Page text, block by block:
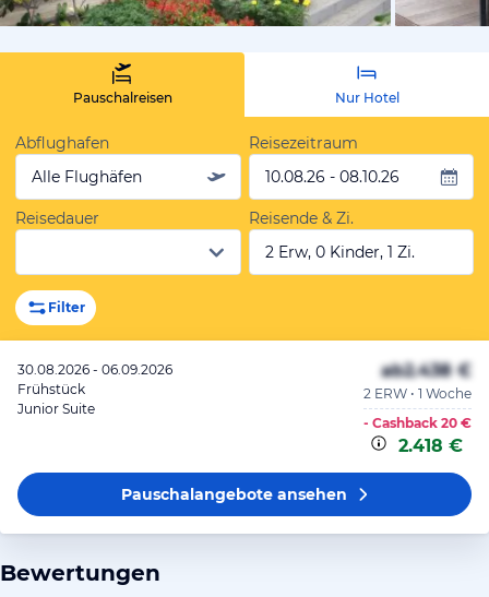
Pauschalreisen Nur Hotel
Abflughafen
Alle Flughäfen
Reisezeitraum
10.08.26 - 08.10.26
Reisedauer
Reisende & Zi.
2 Erw, 0 Kinder, 1 Zi.
Filter
30.08.2026 - 06.09.2026
Frühstück
Junior Suite
ab2.438 €
2 ERW • 1 Woche
- Cashback 20 €
2.418 €
Pauschalangeboteansehen
Bewertungen